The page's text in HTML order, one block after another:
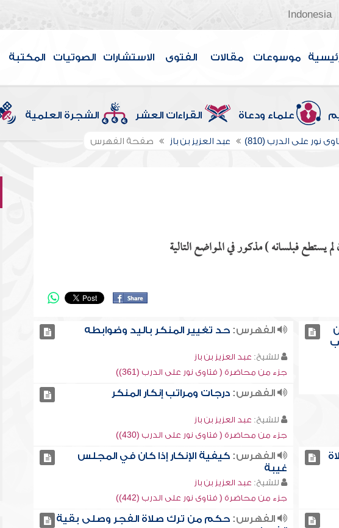
Indonesia
موسوعات مقالات الفتوى الاستشارات الصوتيات المكتبة
علماء ودعاة القراءات العشر الشجرة العلمية
نور على الدرب (810) عبد العزيز بن باز صفحة الفهرس
فبلسانه ) مذكور في المواضع التالية
الفهرس: حد تغيير المنكر باليد وضوابطه
للشيخ: عبد العزيز بن باز
جزء من محاضرة ( فتاوى نور على الدرب (361))
الفهرس: درجات ومراتب إنكار المنكر
للشيخ: عبد العزيز بن باز
جزء من محاضرة ( فتاوى نور على الدرب (430))
الفهرس: كيفية الإنكار إذا كان في المجلس
غيبة
للشيخ: عبد العزيز بن باز
جزء من محاضرة ( فتاوى نور على الدرب (442))
الفهرس: حكم من ترك صلاة الفجر وصلى بقية